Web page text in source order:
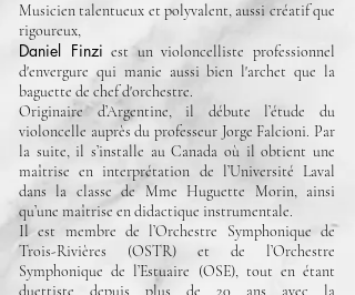
Musicien talentueux et polyvalent, aussi créatif que
rigoureux,
Daniel Finzi est un violoncelliste professionnel
d'envergure qui manie aussi bien l'archet que la
baguette de chef d'orchestre.
Originaire d’Argentine, il débute l’étude du
violoncelle auprès du professeur Jorge Falcioni. Par
la suite, il s’installe au Canada où il obtient une
maîtrise en interprétation de l’Université Laval
dans la classe de Mme Huguette Morin, ainsi
qu’une maîtrise en didactique instrumentale.
Il est membre de l’Orchestre Symphonique de
Trois-Rivières (OSTR) et de l’Orchestre
Symphonique de l’Estuaire (OSE), tout en étant
duettiste depuis plus de 20 ans avec la